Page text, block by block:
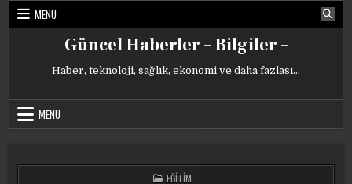
Skip
MENU
Güncel Haberler – Bilgiler –
Haber, teknoloji, sağlık, ekonomi ve daha fazlası…
MENU
POSTED
EĞITIM